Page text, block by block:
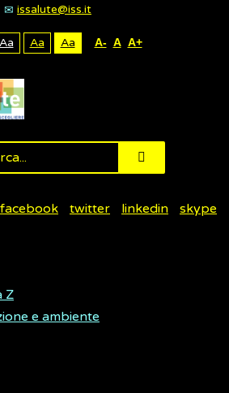
issalute@iss.it
Aa Aa Aa A- A A+
facebook twitter linkedin skype
Z
e ambiente